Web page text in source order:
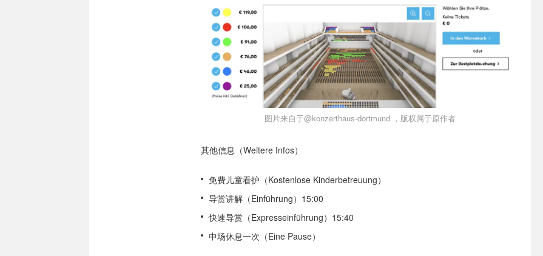
图片来自于@konzerthaus-dortmund ，版权属于原作者
其他信息（Weitere Infos）
免费儿童看护（Kostenlose Kinderbetreuung）
导赏讲解（Einführung）15:00
快速导赏（Expresseinführung）15:40
中场休息一次（Eine Pause）